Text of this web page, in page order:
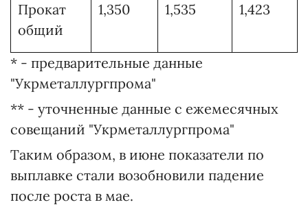
Прокат
общий
1,350 1,535 1,423
* - предварительные данные
"Укрметаллургпрома"
** - уточненные данные с ежемесячных
совещаний "Укрметаллургпрома"
Таким образом, в июне показатели по
выплавке стали возобновили падение
после роста в мае.